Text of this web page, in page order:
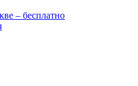
– бесплатно